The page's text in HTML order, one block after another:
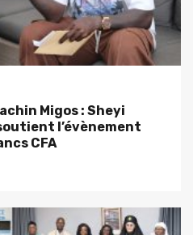
Migos : Sheyi
l’évènement
CFA